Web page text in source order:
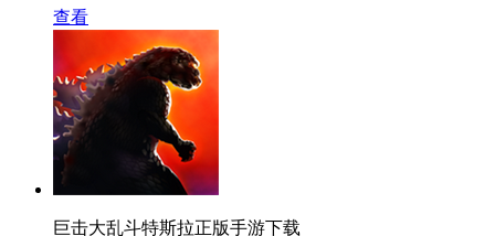
查看
巨击大乱斗特斯拉正版手游下载